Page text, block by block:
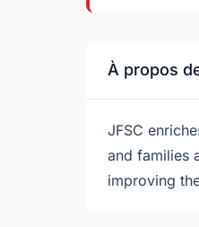
À propos
JFSC
and families
improving